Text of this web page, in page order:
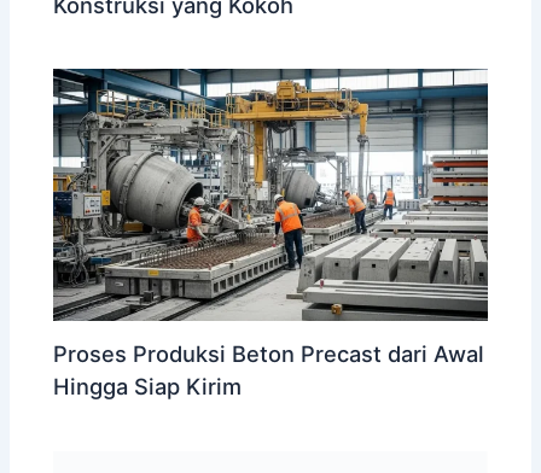
Proses Produksi Beton Precast dari Awal
Hingga Siap Kirim